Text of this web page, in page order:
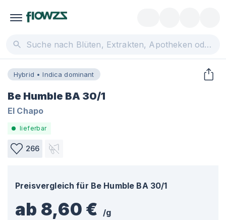
Hybrid • Indica dominant
Be Humble BA 30/1
El Chapo
lieferbar
266
Preisvergleich für Be Humble BA 30/1
ab 8,60 € /g